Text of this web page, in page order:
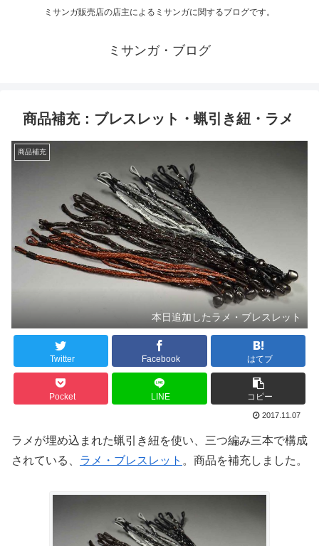
ミサンガ販売店の店主によるミサンガに関するブログです。
ミサンガ・ブログ
商品補充：ブレスレット・蝋引き紐・ラメ
商品補充
本日追加したラメ・ブレスレット
Twitter Facebook はてブ
Pocket LINE コピー
2017.11.07
ラメが埋め込まれた蝋引き紐を使い、三つ編み三本で構成
されている、 ラメ・ブレスレット 。商品を補充しました。